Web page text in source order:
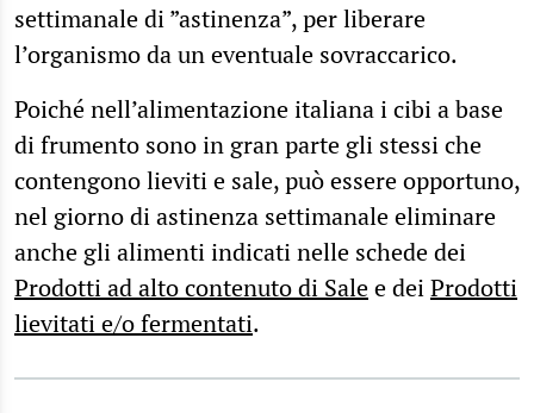
settimanale di ”astinenza”, per liberare
l’organismo da un eventuale sovraccarico.
Poiché nell’alimentazione italiana i cibi a base
di frumento sono in gran parte gli stessi che
contengono lieviti e sale, può essere opportuno,
nel giorno di astinenza settimanale eliminare
anche gli alimenti indicati nelle schede dei
Prodotti ad alto contenuto di Salee deiProdotti
lievitati e/o fermentati.